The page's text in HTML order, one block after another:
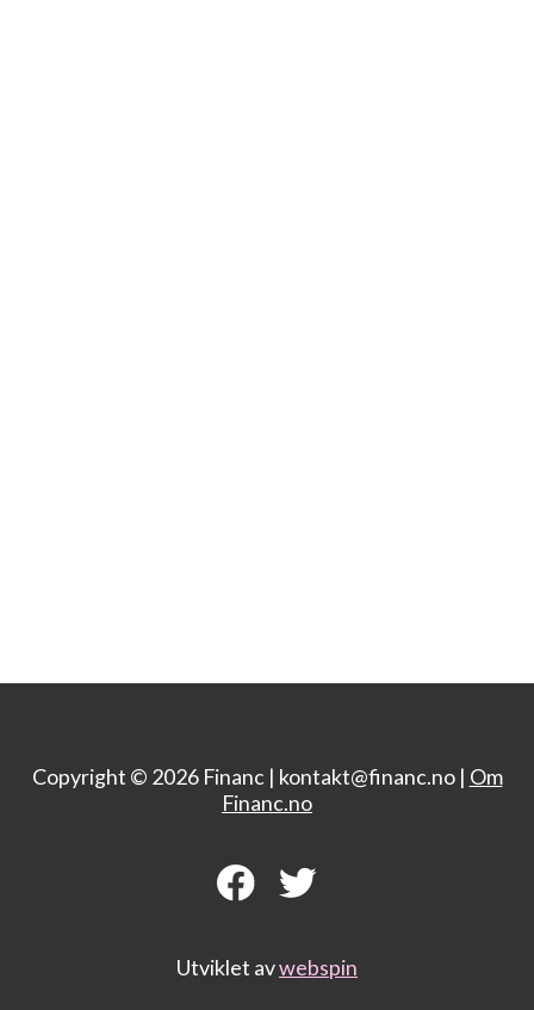
Copyright © 2026 Financ | kontakt@financ.no | Om
Financ.no
Utviklet avwebspin